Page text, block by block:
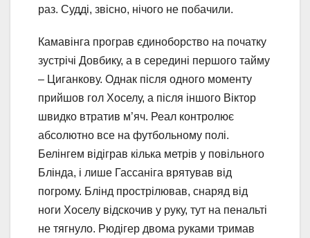
раз. Судді, звісно, нічого не побачили.
Камавінга програв єдиноборство на початку
зустрічі Довбику, а в середині першого тайму
– Циганкову. Однак після одного моменту
прийшов гол Хоселу, а після іншого Віктор
швидко втратив м’яч. Реал контролює
абсолютно все на футбольному полі.
Белінгем відіграв кілька метрів у повільного
Блінда, і лише Гассаніга врятував від
погрому. Блінд прострілював, снаряд від
ноги Хоселу відскочив у руку, тут на пенальті
не тягнуло. Рюдігер двома руками тримав